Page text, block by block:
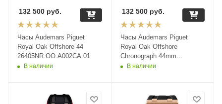
Часы Audemars Piguet
Royal Oak Offshore 44
26405NR.OO.A002CA.01
В наличии
132 500 руб.
Часы Audemars Piguet
Royal Oak Offshore
Chronograph 44mm
26411PO.OO.A002CR.01
В наличии
132 500руб.